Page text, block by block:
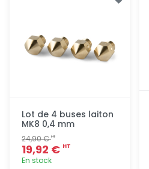
Lot de 4 buses laiton
MK8 0,4 mm
24,90 €HT
19,92 € HT
En stock